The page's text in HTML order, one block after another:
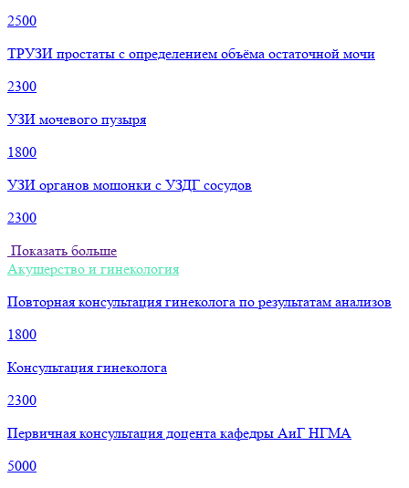
2500
ТРУЗИ простаты с определением объёма остаточной мочи
2300
УЗИ мочевого пузыря
1800
УЗИ органов мошонки с УЗДГ сосудов
2300
Показать больше
Акушерство и гинекология
Повторная консультация гинеколога по результатам анализов
1800
Консультация гинеколога
2300
Первичная консультация доцента кафедры АиГ НГМА
5000